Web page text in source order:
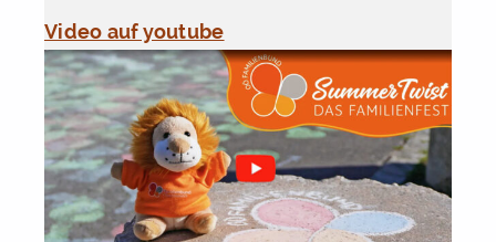
Video auf youtube